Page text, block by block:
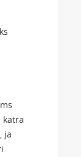
katra
ja